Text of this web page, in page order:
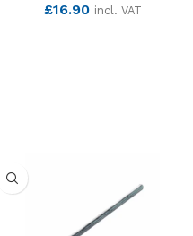
£16.90 incl. VAT